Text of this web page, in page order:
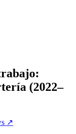
(2022–
↗